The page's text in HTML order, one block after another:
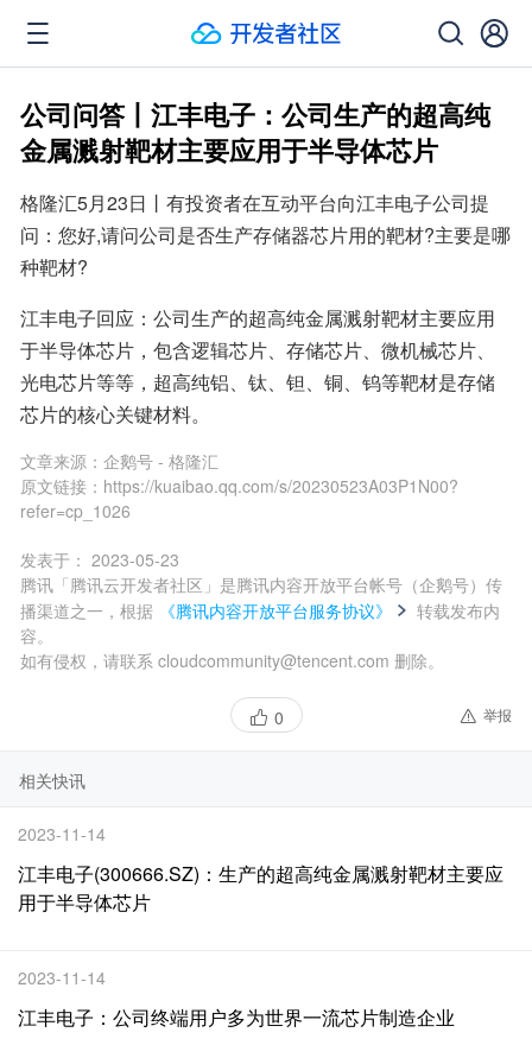
公司问答丨江丰电子：公司生产的超高纯
金属溅射靶材主要应用于半导体芯片
格隆汇5月23日丨有投资者在互动平台向江丰电子公司提
问：您好,请问公司是否生产存储器芯片用的靶材?主要是哪
种靶材?
江丰电子回应：公司生产的超高纯金属溅射靶材主要应用
于半导体芯片，包含逻辑芯片、存储芯片、微机械芯片、
光电芯片等等，超高纯铝、钛、钽、铜、钨等靶材是存储
芯片的核心关键材料。
文章来源： 企鹅号 - 格隆汇
原文链接： https://kuaibao.qq.com/s/20230523A03P1N00?
refer=cp_1026
发表于： 2023-05-23
腾讯「腾讯云开发者社区」是腾讯内容开放平台帐号（企鹅号）传
播渠道之一，根据
《腾讯内容开放平台服务协议》
转载发布内
容。
如有侵权，请联系 cloudcommunity@tencent.com 删除。
0 举报
相关快讯
2023-11-14
江丰电子(300666.SZ)：生产的超高纯金属溅射靶材主要应
用于半导体芯片
2023-11-14
江丰电子：公司终端用户多为世界一流芯片制造企业